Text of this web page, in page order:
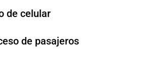
de celular
de pasajeros